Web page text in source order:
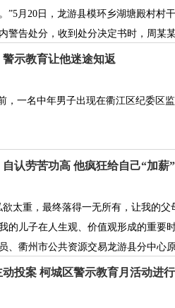
”5月20日，龙游县模环乡湖塘殿村村
警告处分，收到处分决定书时，周某
警示教育让他迷途知返
，一名中年男子出现在衢江区纪委区
自认劳苦功高 他疯狂给自己“加薪”
太重，最终落得一无所有，让我的
的儿子在人生观、价值观形成的重
、衢州市公共资源交易龙游县分中心
动投案 柯城区警示教育月活动进